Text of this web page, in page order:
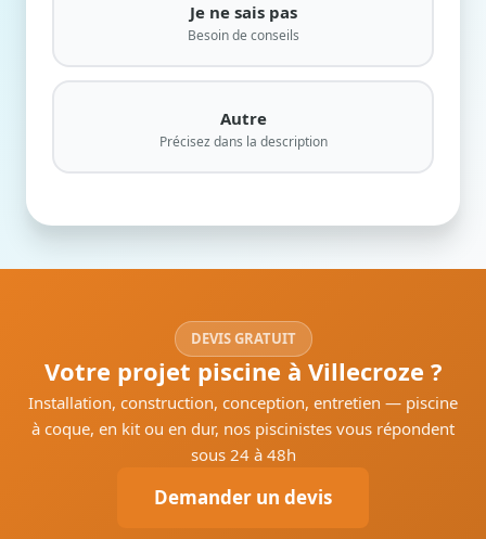
Je ne sais pas
Besoin de conseils
Autre
Précisez dans la description
DEVIS GRATUIT
Votre projet piscine à Villecroze ?
Installation, construction, conception, entretien — piscine
à coque, en kit ou en dur, nos piscinistes vous répondent
sous 24 à 48h
Demander un devis